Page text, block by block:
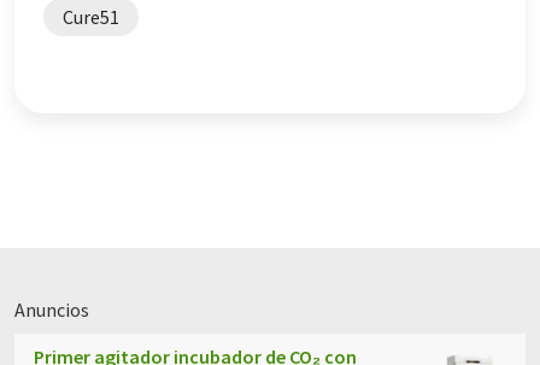
Cure51
Anuncios
Primer agitador incubador de CO₂ con